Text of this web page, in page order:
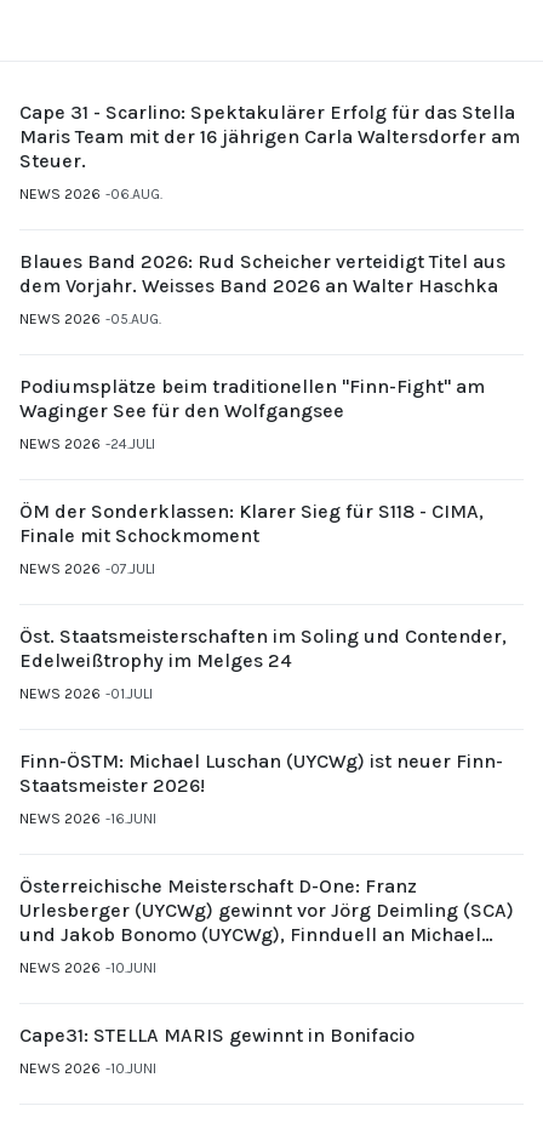
Cape 31 - Scarlino: Spektakulärer Erfolg für das Stella
Maris Team mit der 16 jährigen Carla Waltersdorfer am
Steuer.
NEWS 2026 06.AUG.
Blaues Band 2026: Rud Scheicher verteidigt Titel aus
dem Vorjahr. Weisses Band 2026 an Walter Haschka
NEWS 2026 05.AUG.
Podiumsplätze beim traditionellen "Finn-Fight" am
Waginger See für den Wolfgangsee
NEWS 2026 24.JULI
ÖM der Sonderklassen: Klarer Sieg für S118 - CIMA,
Finale mit Schockmoment
NEWS 2026 07.JULI
Öst. Staatsmeisterschaften im Soling und Contender,
Edelweißtrophy im Melges 24
NEWS 2026 01.JULI
Finn-ÖSTM: Michael Luschan (UYCWg) ist neuer Finn-
Staatsmeister 2026!
NEWS 2026 16.JUNI
Österreichische Meisterschaft D-One: Franz
Urlesberger (UYCWg) gewinnt vor Jörg Deimling (SCA)
und Jakob Bonomo (UYCWg), Finnduell an Michael
Gubi (UYCMo)
NEWS 2026 10.JUNI
Cape31: STELLA MARIS gewinnt in Bonifacio
NEWS 2026 10.JUNI